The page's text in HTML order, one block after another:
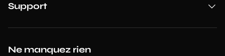
Ne manquez rien
Support